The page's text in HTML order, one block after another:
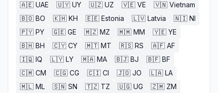
🇦🇪 UAE 🇺🇾 UY 🇺🇿 UZ 🇻🇪 VE 🇻🇳 Vietnam
🇧🇴 BO 🇰🇭 KH 🇪🇪 Estonia 🇱🇻 Latvia 🇳🇮 NI
🇵🇾 PY 🇬🇪 GE 🇲🇿 MZ 🇲🇲 MM 🇾🇪 YE
🇧🇭 BH 🇨🇾 CY 🇲🇹 MT 🇷🇸 RS 🇦🇫 AF
🇮🇶 IQ 🇱🇾 LY 🇲🇦 MA 🇧🇯 BJ 🇧🇫 BF
🇨🇲 CM 🇨🇬 CG 🇨🇮 CI 🇯🇴 JO 🇱🇦 LA
🇲🇱 ML 🇸🇳 SN 🇹🇿 TZ 🇺🇬 UG 🇿🇲 ZM